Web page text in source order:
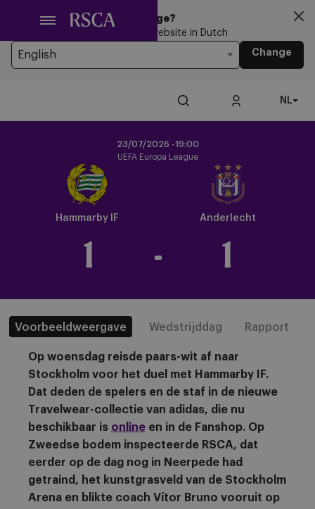
hoofdinhoud
Looking for another Language?
You’re currently browsing the website in Dutch
Change
NL
23/07/2026 -19:00
UEFA Europa League
Crest
Dark
Hammarby IF Anderlecht
1 - 1
Voorbeeldweergave Wedstrijddag Rapport
Op woensdag reisde paars-wit af naar
Stockholm voor het duel met Hammarby IF.
Dat deden de spelers en de staf in de nieuwe
Travelwear-collectie van adidas, die nu
beschikbaar is online en in de Fanshop. Op
Zweedse bodem inspecteerde RSCA, dat
eerder op de dag nog in Neerpede had
getraind, het kunstgrasveld van de Stockholm
Arena en blikte coach Vítor Bruno vooruit op